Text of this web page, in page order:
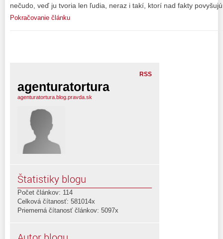
nečudo, veď ju tvoria len ľudia, neraz i takí, ktorí nad fakty
Pokračovanie článku
RSS
agenturatortura
agenturatortura.blog.pravda.sk
Štatistiky blogu
Počet článkov: 114
Celková čítanosť: 581014x
Priemerná čítanosť článkov: 5097x